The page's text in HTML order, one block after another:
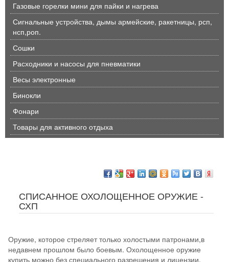
Газовые горелки мини для пайки и нагрева
Сигнальные устройства, дымы армейские, ракетницы, рсп,
нсп,роп.
Сошки
Расходники и насосы для пневматики
Весы электронные
Бинокли
Фонари
Товары для активного отдыха
СПИСАННОЕ ОХОЛОЩЕННОЕ ОРУЖИЕ -
СХП
Оружие, которое стреляет только холостыми патронами,в
недавнем прошлом было боевым. Охолощенное оружие
купить можно без специального разрешения и лицензии.